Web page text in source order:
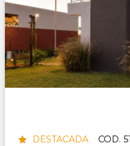
DESTACADA COD.